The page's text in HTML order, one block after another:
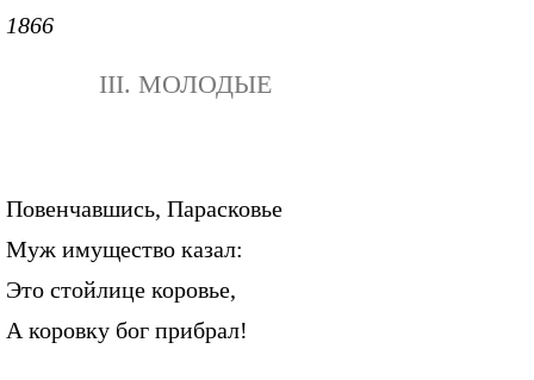
1866
III. МОЛОДЫЕ
Повенчавшись, Парасковье
Муж имущество казал:
Это стойлице коровье,
А коровку бог прибрал!